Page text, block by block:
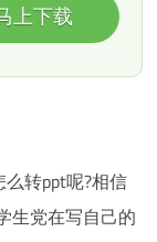
上下载
转ppt呢?相信
生党在写自己的